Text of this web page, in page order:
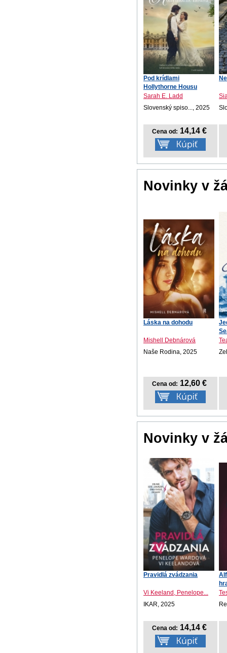
Pod krídlami
Hollythorne Housu
Sarah E. Ladd
Slovenský spiso..., 2025
Cena od: 14,14 €
Novinky v
Láska na dohodu
Mishell Debnárová
Naše Rodina, 2025
Cena od: 12,60 €
Novinky v
Pravidlá zvádzania
Vi Keeland, Penelope...
IKAR, 2025
Cena od: 14,14 €